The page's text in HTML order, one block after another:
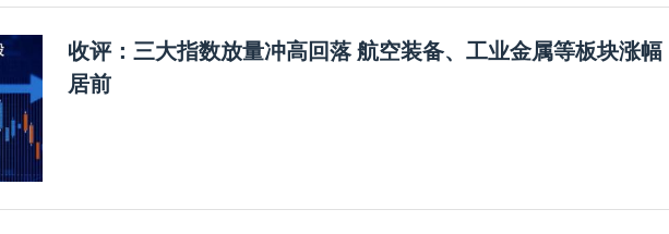
收评：三大指数放量冲高回落 航空装备、工业金属等板块涨幅
居前